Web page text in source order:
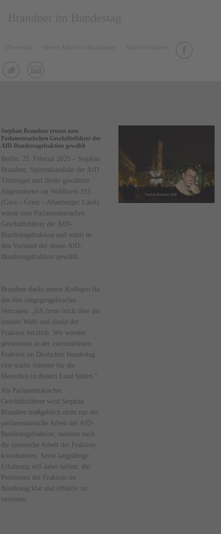
Stephan Brandner erneut zum
Parlamentarischen Geschäftsführer der
AfD-Bundestagsfraktion gewählt
Berlin, 25. Februar 2025 – Stephan
Brandner, Spitzenkandidat der AfD
Thüringen und direkt gewählter
Abgeordneter im Wahlkreis 193
(Gera – Greiz – Altenburger Land),
wurde zum Parlamentarischen
Geschäftsführer der AfD-
Bundestagsfraktion und somit in
den Vorstand der neuen AfD-
Bundestagsfraktion gewählt.
Brandner dankt seinen Kollegen für
das ihm entgegengebrachte
Vertrauen: „Ich freue mich über die
erneute Wahl und danke der
Fraktion herzlich. Wir werden
gemeinsam in der zweitstärksten
Fraktion im Deutschen Bundestag
eine starke Stimme für die
Menschen in diesem Land bilden.“
Als Parlamentarischer
Geschäftsführer wird Stephan
Brandner maßgeblich nicht nur die
parlamentarische Arbeit der AfD-
Bundestagsfraktion, sondern auch
die juristische Arbeit der Fraktion
koordinieren. Seine langjährige
Erfahrung soll dabei helfen, die
Positionen der Fraktion im
Bundestag klar und effektiv zu
vertreten.